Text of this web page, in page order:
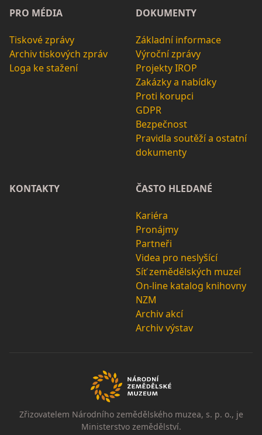
PRO MÉDIA
Tiskové zprávy
Archiv tiskových zpráv
Loga ke stažení
DOKUMENTY
Základní informace
Výroční zprávy
Projekty IROP
Zakázky a nabídky
Proti korupci
GDPR
Bezpečnost
Pravidla soutěží a ostatní
dokumenty
KONTAKTY ČASTO HLEDANÉ
Kariéra
Pronájmy
Partneři
Videa pro neslyšící
Síť zemědělských muzeí
On-line katalog knihovny
NZM
Archiv akcí
Archiv výstav
Zřizovatelem Národního zemědělského muzea, s. p. o., je
Ministerstvo zemědělství.